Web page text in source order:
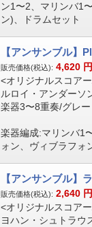
ン1〜2、マリンバ1
ン)、ドラムセット
【アンサンブル】
販売価格(税込): 4,620 円
<オリジナルスコア
ルロイ・アンダーソ
楽器3〜8重奏/グレ
楽器編成:マリンバ1
ォン、ヴィブラフォ
【アンサンブル】
販売価格(税込): 2,640 円
<オリジナルスコア
ヨハン・シュトラウ